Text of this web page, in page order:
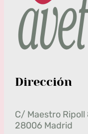
Dirección
C/ Maestro Ripoll
28006 Madrid